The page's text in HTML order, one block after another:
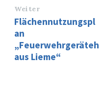
Weiter
Flächennutzungspl
an
„Feuerwehrgeräteh
aus Lieme“